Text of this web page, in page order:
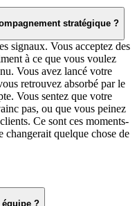
stratégique ?
signaux. Vous acceptez des
à ce que vous voulez
Vous avez lancé votre
retrouvez absorbé par le
Vous sentez que votre
pas, ou que vous peinez
Ce sont ces moments-
quelque chose de
équipe ?